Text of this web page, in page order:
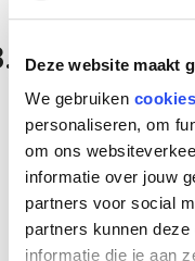
Deze website maakt
We gebruiken cookies
personaliseren, om
om ons
informatie over jouw
partners voor social
partners kunnen
informatie die je aan
VRAAG
Paradoxaal genoeg
code tot een grotere
functionaliteiten. Dit
toenemende behoefte